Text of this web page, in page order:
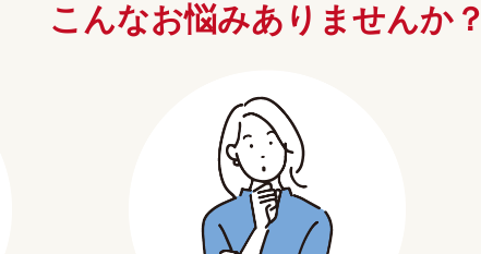
こんなお悩みありませんか？